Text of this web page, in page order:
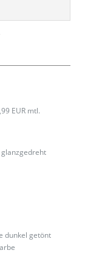
EUR mtl.
dunkel getönt